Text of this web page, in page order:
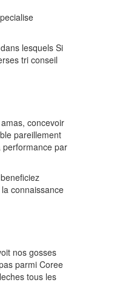
lesquels Si
tri conseil
concevoir
pareillement
performance par
connaissance
nos gosses
parmi Coree
tous les